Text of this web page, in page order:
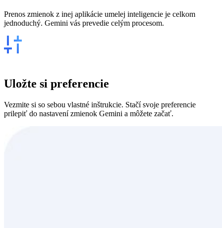
Prenos zmienok z inej aplikácie umelej inteligencie je celkom
jednoduchý. Gemini vás prevedie celým procesom.
Uložte si preferencie
Vezmite si so sebou vlastné inštrukcie. Stačí svoje preferencie
prilepiť do nastavení zmienok Gemini a môžete začať.